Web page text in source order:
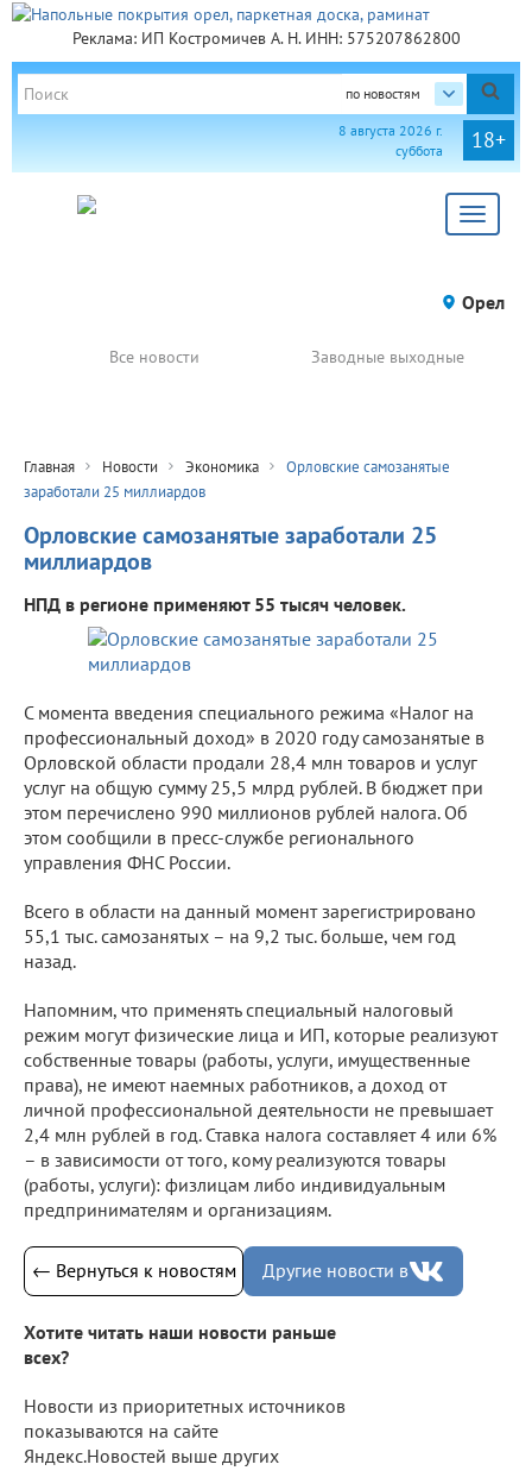
Реклама: ИП Костромичев А. Н. ИНН: 575207862800
по новостям
18+
8 августа 2026 г.
суббота
Toggle
Орел
Все новости Заводные выходные
Главная Новости Экономика
Орловские самозанятые
заработали 25 миллиардов
Орловские самозанятые заработали 25
миллиардов
НПД в регионе применяют 55 тысяч человек.
С момента введения специального режима «Налог на
профессиональный доход» в 2020 году самозанятые в
Орловской области продали 28,4 млн товаров и услуг
услуг на общую сумму 25,5 млрд рублей. В бюджет при
этом перечислено 990 миллионов рублей налога. Об
этом сообщили в пресс-службе регионального
управления ФНС России.
Всего в области на данный момент зарегистрировано
55,1 тыс. самозанятых – на 9,2 тыс. больше, чем год
назад.
Напомним, что применять специальный налоговый
режим могут физические лица и ИП, которые реализуют
собственные товары (работы, услуги, имущественные
права), не имеют наемных работников, а доход от
личной профессиональной деятельности не превышает
2,4 млн рублей в год. Ставка налога составляет 4 или 6%
– в зависимости от того, кому реализуются товары
(работы, услуги): физлицам либо индивидуальным
предпринимателям и организациям.
← Вернуться к новостям Другие новости в
Хотите читать наши новости раньше
всех?
Новости из приоритетных источников
показываются на сайте
Яндекс.Новостей выше других